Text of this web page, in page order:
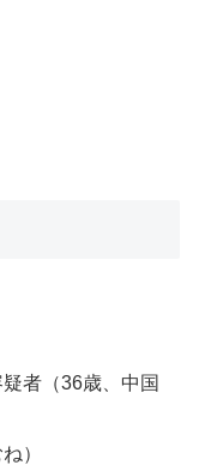
者（36歳、中国
）